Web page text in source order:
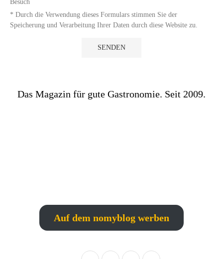
Besuch
* Durch die Verwendung dieses Formulars stimmen Sie der
Speicherung und Verarbeitung Ihrer Daten durch diese Website zu.
Das Magazin für gute Gastronomie. Seit 2009.
Auf dem nomyblog werben